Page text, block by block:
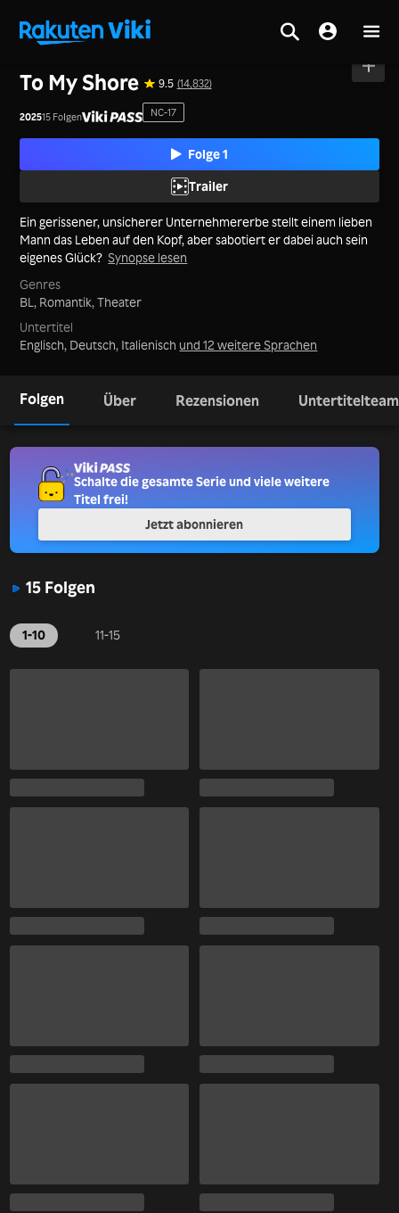
To My Shore 9.5 (14,832)
202515 Folgen NC-17
Folge 1
Trailer
Ein gerissener, unsicherer Unternehmererbe stellt einem lieben
Mann das Leben auf den Kopf, aber sabotiert er dabei auch sein
eigenes Glück? Synopse lesen
Genres
BL, Romantik,Theater
Untertitel
Englisch, Deutsch, Italienisch und 12 weitere Sprachen
Folgen Über Rezensionen Untertitelteam
15 Folgen
1-10 11-15
Schalte die gesamte Serie und viele weitere
Titel frei!
Jetzt abonnieren